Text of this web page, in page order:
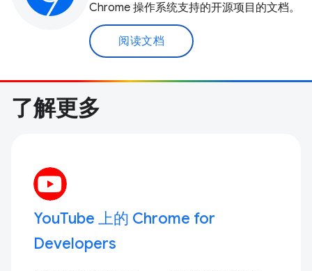
Chrome 操作系统支持的开源项目的文档。
阅读文档
了解更多
YouTube 上的 Chrome for
Developers